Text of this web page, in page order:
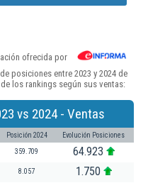
ofrecida por
posiciones entre 2023 y 2024 de
los rankings según sus ventas:
vs 2024 - Ventas
Posición 2024 Evolución Posiciones
359.709 64.923
8.057 1.750